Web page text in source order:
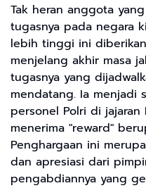
Tak heran anggota
tugasnya pada negara
lebih tinggi ini
menjelang akhir masa
tugasnya yang
mendatang. Ia menjadi
personel Polri di jajaran
menerima "reward"
Penghargaan ini
dan apresiasi dari
pengabdiannya yang